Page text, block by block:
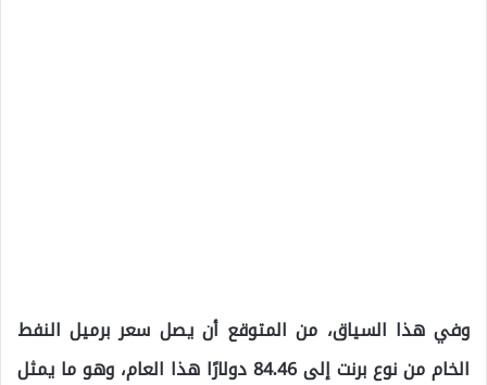
وفي هذا السياق، من المتوقع أن يصل سعر برميل النفط
الخام من نوع برنت إلى 84.46 دولارًا هذا العام، وهو ما يمثل